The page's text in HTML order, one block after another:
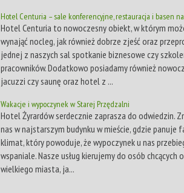
Hotel Centuria – sale konferencyjne, restauracja i basen
Hotel Centuria to nowoczesny obiekt, w którym
wynająć nocleg, jak również dobrze zjeść oraz
jednej z naszych sal spotkanie biznesowe czy
pracowników. Dodatkowo posiadamy również
jacuzzi czy saunę oraz hotel z ...
Wakacje i wypoczynek w Starej Przędzalni
Hotel Żyrardów serdecznie zaprasza do odwiedzin.
nas w najstarszym budynku w mieście, gdzie panuje
klimat, który powoduje, że wypoczynek u nas
wspaniale. Nasze usług kierujemy do osób chcących
wielkiego miasta, ja...